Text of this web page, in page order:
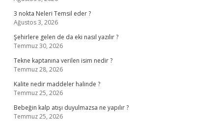
3 nokta Neleri Temsil eder ?
Ağustos 3, 2026
Şehirlere gelen de da eki nasıl yazılır ?
Temmuz 30, 2026
Tekne kaptanına verilen isim nedir ?
Temmuz 28, 2026
Kalite nedir maddeler halinde ?
Temmuz 25, 2026
Bebeğin kalp atışı duyulmazsa ne yapılır ?
Temmuz 25, 2026